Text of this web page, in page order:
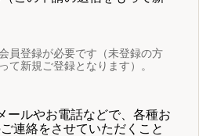
員登録が必要です（未登録の方
て新規ご登録となります）。
ールやお電話などで、各種お
連絡をさせていただくこと